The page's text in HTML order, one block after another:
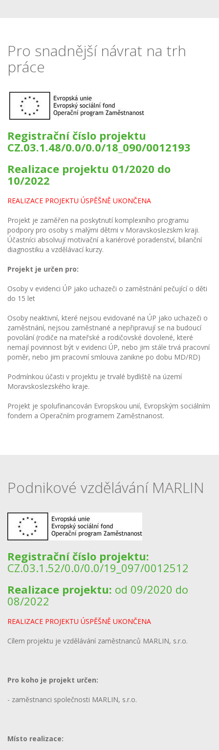
Pro snadnější návrat na trh
práce
Registrační číslo projektu
CZ.03.1.48/0.0/0.0/18_090/0012193
Realizace projektu 01/2020 do
10/2022
REALIZACE PROJEKTU ÚSPĚŠNĚ UKONČENA
Projekt je zaměřen na poskytnutí komplexního programu
podpory pro osoby s malými dětmi v Moravskoslezskm kraji.
Účastníci absolvují motivační a kariérové poradenství, bilanční
diagnostiku a vzdělávací kurzy.
Projekt je určen pro:
Osoby v evidenci ÚP jako uchazeči o zaměstnání pečující o děti
do 15 let
Osoby neaktivní, které nejsou evidované na ÚP jako uchazeči o
zaměstnání, nejsou zaměstnané a nepřipravují se na budoucí
povolání (rodiče na mateřské a rodičovské dovolené, které
nemají povinnost být v evidenci ÚP, nebo jim stále trvá pracovní
poměr, nebo jim pracovní smlouva zanikne po dobu MD/RD)
Podmínkou účasti v projektu je trvalé bydliště na území
Moravskoslezského kraje.
Projekt je spolufinancován Evropskou unií, Evropským sociálním
fondem a Operačním programem Zaměstnanost.
Podnikové vzdělávání MARLIN
Registrační číslo projektu:
CZ.03.1.52/0.0/0.0/19_097/0012512
Realizace projektu: od 09/2020 do
08/2022
REALIZACE PROJEKTU ÚSPĚŠNĚ UKONČENA
Cílem projektu je vzdělávání zaměstnanců MARLIN, s.r.o.
Pro koho je projekt určen:
- zaměstnanci společnosti MARLIN, s.r.o.
Místo realizace: